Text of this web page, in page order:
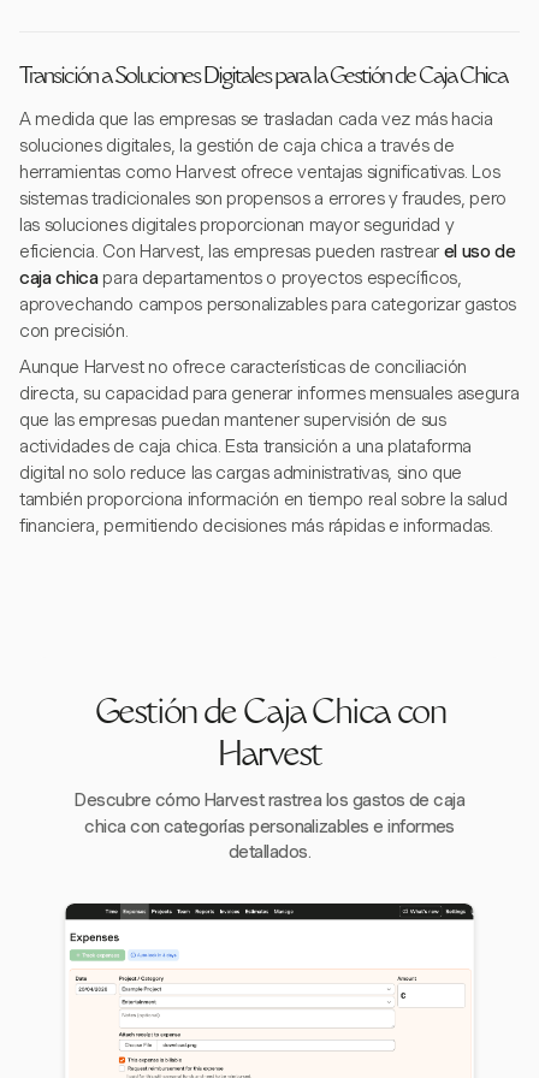
Transición a Soluciones Digitales para la Gestión de Caja Chica
A medida que las empresas se trasladan cada vez más hacia
soluciones digitales, la gestión de caja chica a través de
herramientas como Harvest ofrece ventajas significativas. Los
sistemas tradicionales son propensos a errores y fraudes, pero
las soluciones digitales proporcionan mayor seguridad y
eficiencia. Con Harvest, las empresas pueden rastrear el uso de
caja chicapara departamentos o proyectos específicos,
aprovechando campos personalizables para categorizar gastos
con precisión.
Aunque Harvest no ofrece características de conciliación
directa, su capacidad para generar informes mensuales asegura
que las empresas puedan mantener supervisión de sus
actividades de caja chica. Esta transición a una plataforma
digital no solo reduce las cargas administrativas, sino que
también proporciona información en tiempo real sobre la salud
financiera, permitiendo decisiones más rápidas e informadas.
Gestión de Caja Chica con
Harvest
Descubre cómo Harvest rastrea los gastos de caja
chica con categorías personalizables e informes
detallados.